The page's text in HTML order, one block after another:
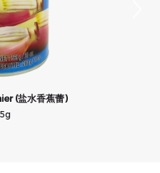
(盐水香蕉蕾)